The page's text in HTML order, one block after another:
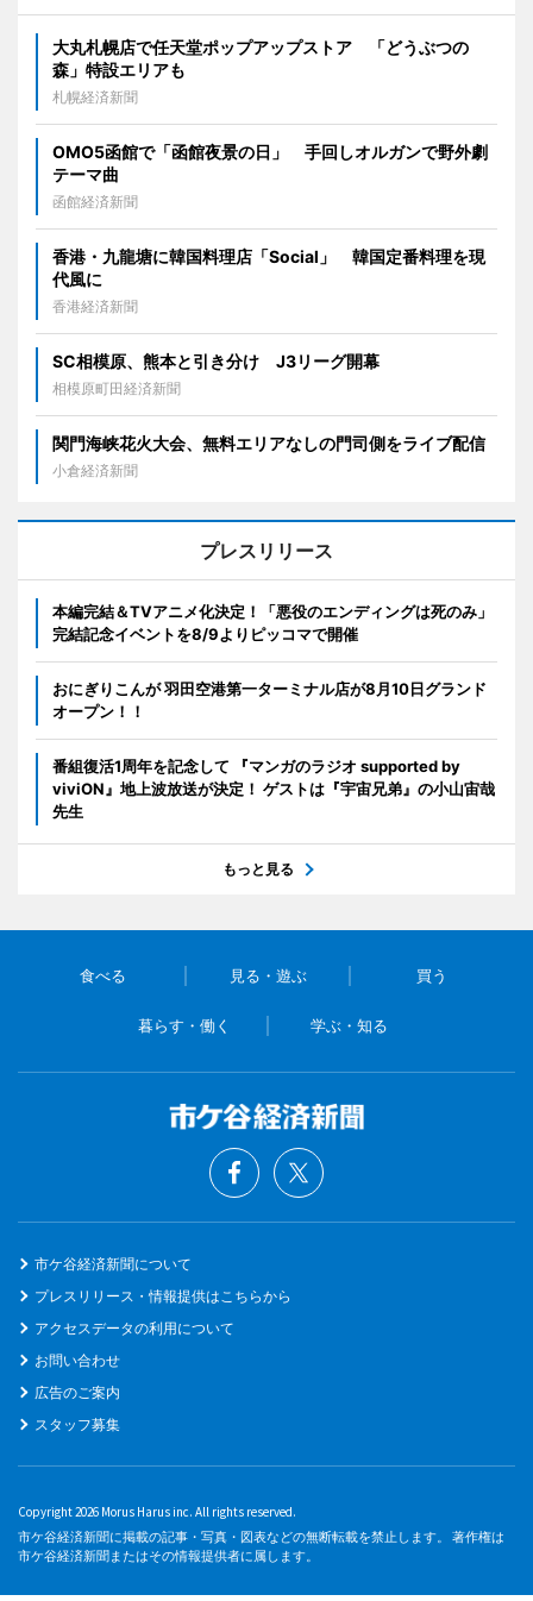
大丸札幌店で任天堂ポップアップストア 「どうぶつの
森」特設エリアも
札幌経済新聞
OMO5函館で「函館夜景の日」 手回しオルガンで野外劇
テーマ曲
函館経済新聞
香港・九龍塘に韓国料理店「Social」 韓国定番料理を現
代風に
香港経済新聞
SC相模原、熊本と引き分け J3リーグ開幕
相模原町田経済新聞
関門海峡花火大会、無料エリアなしの門司側をライブ配信
小倉経済新聞
プレスリリース
本編完結＆TVアニメ化決定！「悪役のエンディングは死のみ」
完結記念イベントを8/9よりピッコマで開催
おにぎりこんが 羽田空港第一ターミナル店が8月10日グランド
オープン！！
番組復活1周年を記念して 『マンガのラジオ supported by
viviON』地上波放送が決定！ ゲストは『宇宙兄弟』の小山宙哉
先生
もっと見る
食べる 見る・遊ぶ 買う
暮らす・働く 学ぶ・知る
市ケ谷経済新聞について
プレスリリース・情報提供はこちらから
アクセスデータの利用について
お問い合わせ
広告のご案内
スタッフ募集
Copyright 2026 Morus Harus inc. All rights reserved.
市ケ谷経済新聞に掲載の記事・写真・図表などの無断転載を禁止します。 著作権は
市ケ谷経済新聞またはその情報提供者に属します。